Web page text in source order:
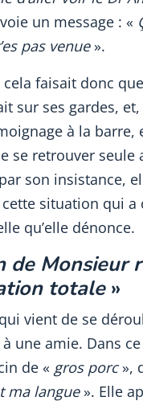
un message : «
pas venue».
faisait donc
sur ses gardes,
à la barre,
se retrouver seule
son insistance,
situation qui a
qu’elle dénonce.
de Monsieur
totale »
vient de se
une amie. Dans
de « gros porc»,
ma langue». Elle